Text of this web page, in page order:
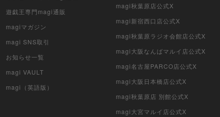
遊戯王専門magi通販
magiマガジン
magi SNS取引
お知らせ一覧
magi VAULT
magi（英語版）
magi秋葉原店公式X
magi新宿西口店公式X
magi秋葉原ラジオ会館店公式X
magi大阪なんばマルイ店公式X
magi名古屋PARCO店公式X
magi大阪日本橋店公式X
magi秋葉原店 別館公式X
magi大宮マルイ店公式X